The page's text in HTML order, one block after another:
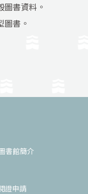
書資料。
書。
書館簡介
證申請